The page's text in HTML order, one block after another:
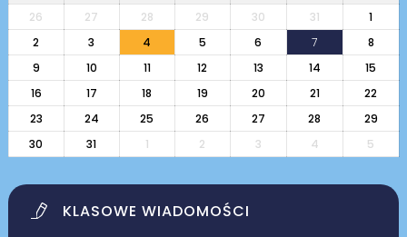
26 27 28 29 30 31
1
2
3 4 5 6 7
8
9
10 11 12 13 14
15
16
17 18 19 20 21
22
23
24 25 26 27 28
29
30
31 1 2 3 4 5
KLASOWE WIADOMOŚCI